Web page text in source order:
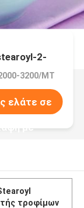
2-
3200/MT
ελάτε σε
με
τροφίμων